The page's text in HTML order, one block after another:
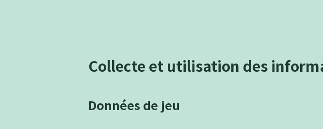
Collecte et utilisation des
Données de jeu